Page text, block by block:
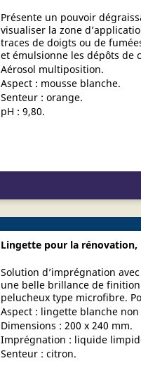
Présente un pouvoir
visualiser la zone
traces de doigts ou de
et émulsionne les dépôts de
Aérosol multiposition.
Aspect : mousse blanche.
Senteur : orange.
pH : 9,80.
Lingette pour la
Solution d’imprégnation
une belle brillance de
pelucheux type microfibre.
Aspect : lingette blanche non
Dimensions : 200 x 240 mm.
Imprégnation : liquide
Senteur : citron.